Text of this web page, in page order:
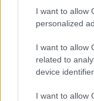
I want to allow
personalized
I want to allow
related to
device
I want to allow